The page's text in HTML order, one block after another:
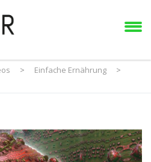
> Einfache Ernährung
>